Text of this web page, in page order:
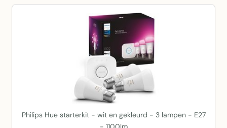
Philips Hue starterkit - wit en gekleurd - 3 lampen - E27